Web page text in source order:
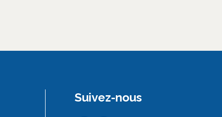
Suivez-nous